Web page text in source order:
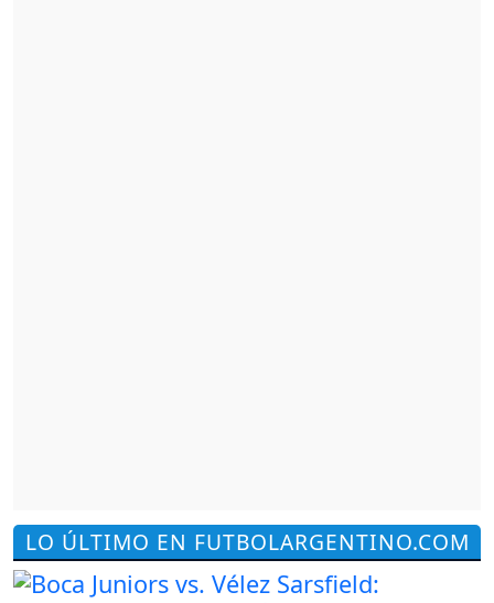
LO ÚLTIMO EN FUTBOLARGENTINO.COM